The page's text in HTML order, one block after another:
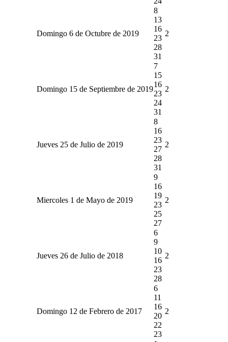
Domingo 6 de Octubre de 2019
8
13
16
23
28
31
2
Domingo 15 de Septiembre de 2019
7
15
16
23
24
31
2
Jueves 25 de Julio de 2019
8
16
23
27
28
31
2
Miercoles 1 de Mayo de 2019
9
16
19
23
25
27
2
Jueves 26 de Julio de 2018
6
9
10
16
23
28
2
Domingo 12 de Febrero de 2017
6
11
16
20
22
23
2